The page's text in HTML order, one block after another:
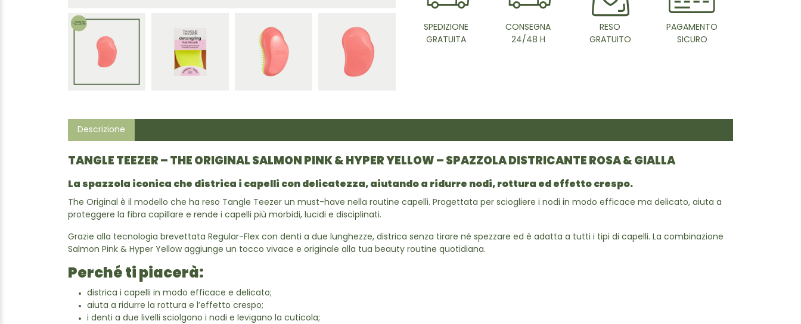
SPEDIZIONE
GRATUITA
CONSEGNA
24/48 H
RESO
GRATUITO
PAGAMENTO
SICURO
Descrizione
TANGLE TEEZER – THE ORIGINAL SALMON PINK & HYPER YELLOW – SPAZZOLA DISTRICANTE ROSA & GIALLA
La spazzola iconica che districa i capelli con delicatezza, aiutando a ridurre nodi, rottura ed effetto crespo.
The Original è il modello che ha reso Tangle Teezer un must-have nella routine capelli. Progettata per sciogliere i nodi in modo efficace ma delicato, aiuta a
proteggere la fibra capillare e rende i capelli più morbidi, lucidi e disciplinati.
Grazie alla tecnologia brevettata Regular-Flex con denti a due lunghezze, districa senza tirare né spezzare ed è adatta a tutti i tipi di capelli. La combinazione
Salmon Pink & Hyper Yellow aggiunge un tocco vivace e originale alla tua beauty routine quotidiana.
Perché ti piacerà:
districa i capelli in modo efficace e delicato;
aiuta a ridurre la rottura e l’effetto crespo;
i denti a due livelli sciolgono i nodi e levigano la cuticola;